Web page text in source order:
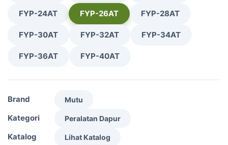
FYP-24AT FYP-26AT FYP-28AT
FYP-30AT FYP-32AT FYP-34AT
FYP-36AT FYP-40AT
Brand Mutu
Kategori Peralatan Dapur
Katalog Lihat Katalog